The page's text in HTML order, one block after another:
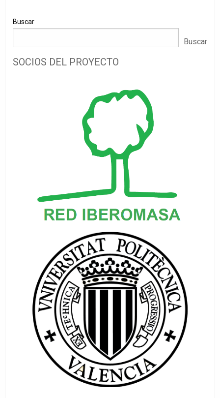
Buscar
Buscar
SOCIOS DEL PROYECTO